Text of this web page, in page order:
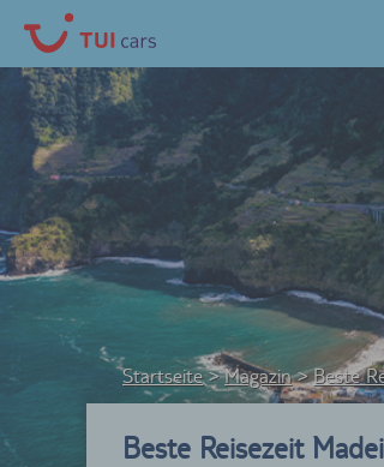
Startseite Magazin Beste
Beste Reisezeit